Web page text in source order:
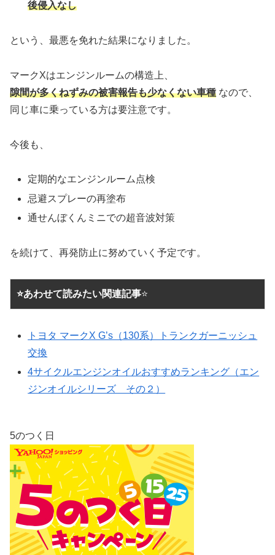
後侵入なし
という、最悪を免れた結果になりました。
マークXはエンジンルームの構造上、
隙間が多くねずみの被害報告も少なくない車種 なので、
同じ車に乗っている方は要注意です。
今後も、
定期的なエンジンルーム点検
忌避スプレーの再塗布
通せんぼくんミニでの超音波対策
を続けて、再発防止に努めていく予定です。
⭐あわせて読みたい関連記事⭐
トヨタ マークX G’s（130系）トランクガーニッシュ
交換
4サイクルエンジンオイルおすすめランキング（エン
ジンオイルシリーズ その２）
5のつく日